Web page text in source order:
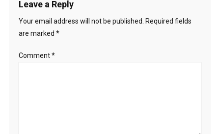
Leave a Reply
Your email address will not be published.
Required fields
are marked *
Comment*